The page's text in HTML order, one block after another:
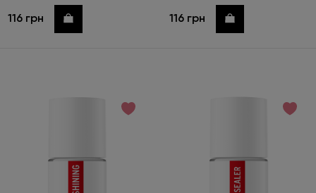
116 грн Купити 116 грн Купити